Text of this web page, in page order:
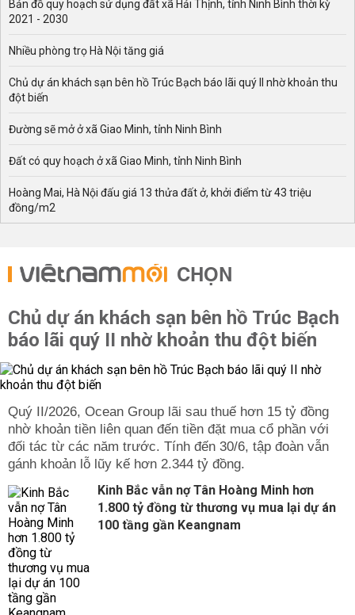
Bản đồ quy hoạch sử dụng đất xã Hải Thịnh, tỉnh Ninh Bình thời kỳ
2021 - 2030
Nhiều phòng trọ Hà Nội tăng giá
Chủ dự án khách sạn bên hồ Trúc Bạch báo lãi quý II nhờ khoản thu
đột biến
Đường sẽ mở ở xã Giao Minh, tỉnh Ninh Bình
Đất có quy hoạch ở xã Giao Minh, tỉnh Ninh Bình
Hoàng Mai, Hà Nội đấu giá 13 thửa đất ở, khởi điểm từ 43 triệu
đồng/m2
CHỌN
Chủ dự án khách sạn bên hồ Trúc Bạch
báo lãi quý II nhờ khoản thu đột biến
Quý II/2026, Ocean Group lãi sau thuế hơn 15 tỷ đồng
nhờ khoản tiền liên quan đến tiền đặt mua cổ phần với
đối tác từ các năm trước. Tính đến 30/6, tập đoàn vẫn
gánh khoản lỗ lũy kế hơn 2.344 tỷ đồng.
Kinh Bắc vẫn nợ Tân Hoàng Minh hơn
1.800 tỷ đồng từ thương vụ mua lại dự án
100 tầng gần Keangnam